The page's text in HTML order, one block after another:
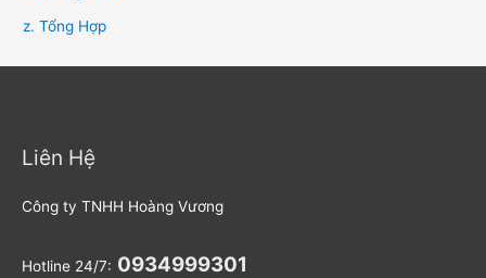
z. Tổng Hợp
Liên Hệ
Công ty TNHH Hoàng Vương
Hotline 24/7: 0934999301